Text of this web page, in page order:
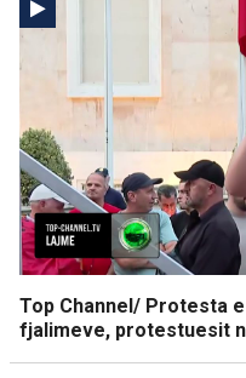
Top Channel/ Protesta
fjalimeve, protestuesit